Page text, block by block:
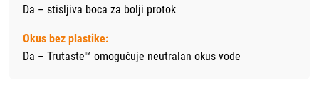
Da – stisljiva boca za bolji protok
Okus bez plastike:
Da – Trutaste™ omogućuje neutralan okus vode